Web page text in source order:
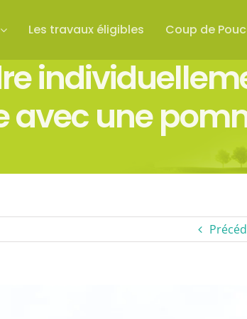
Les travaux éligibles Coup de
une